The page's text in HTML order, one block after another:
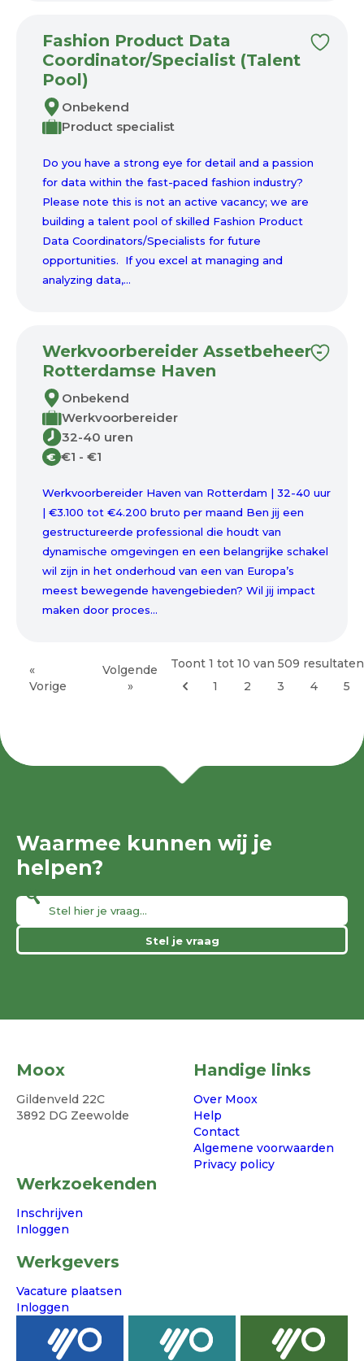
Fashion Product Data
Coordinator/Specialist (Talent
Pool)
Onbekend
Product specialist
Do you have a strong eye for detail and a passion
for data within the fast-paced fashion industry?
Please note this is not an active vacancy; we are
building a talent pool of skilled Fashion Product
Data Coordinators/Specialists for future
opportunities. If you excel at managing and
analyzing data,...
Werkvoorbereider Assetbeheer -
Rotterdamse Haven
Onbekend
Werkvoorbereider
32-40 uren
€ €1 - €1
Werkvoorbereider Haven van Rotterdam | 32-40 uur
| €3.100 tot €4.200 bruto per maand Ben jij een
gestructureerde professional die houdt van
dynamische omgevingen en een belangrijke schakel
wil zijn in het onderhoud van een van Europa’s
meest bewegende havengebieden? Wil jij impact
maken door proces...
«
Vorige
Volgende
»
Toont 1 tot 10 van 509 resultaten
1
2 3 4 5
Waarmee kunnen wij je
helpen?
Stel je vraag
Moox
Gildenveld 22C
3892 DG Zeewolde
Handige links
Over Moox
Help
Contact
Algemene voorwaarden
Privacy policy
Werkzoekenden
Inschrijven
Inloggen
Werkgevers
Vacature plaatsen
Inloggen